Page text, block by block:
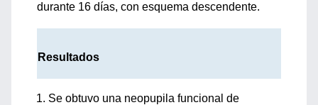
durante 16 días, con esquema descendente.
Resultados
Se obtuvo una neopupila funcional de